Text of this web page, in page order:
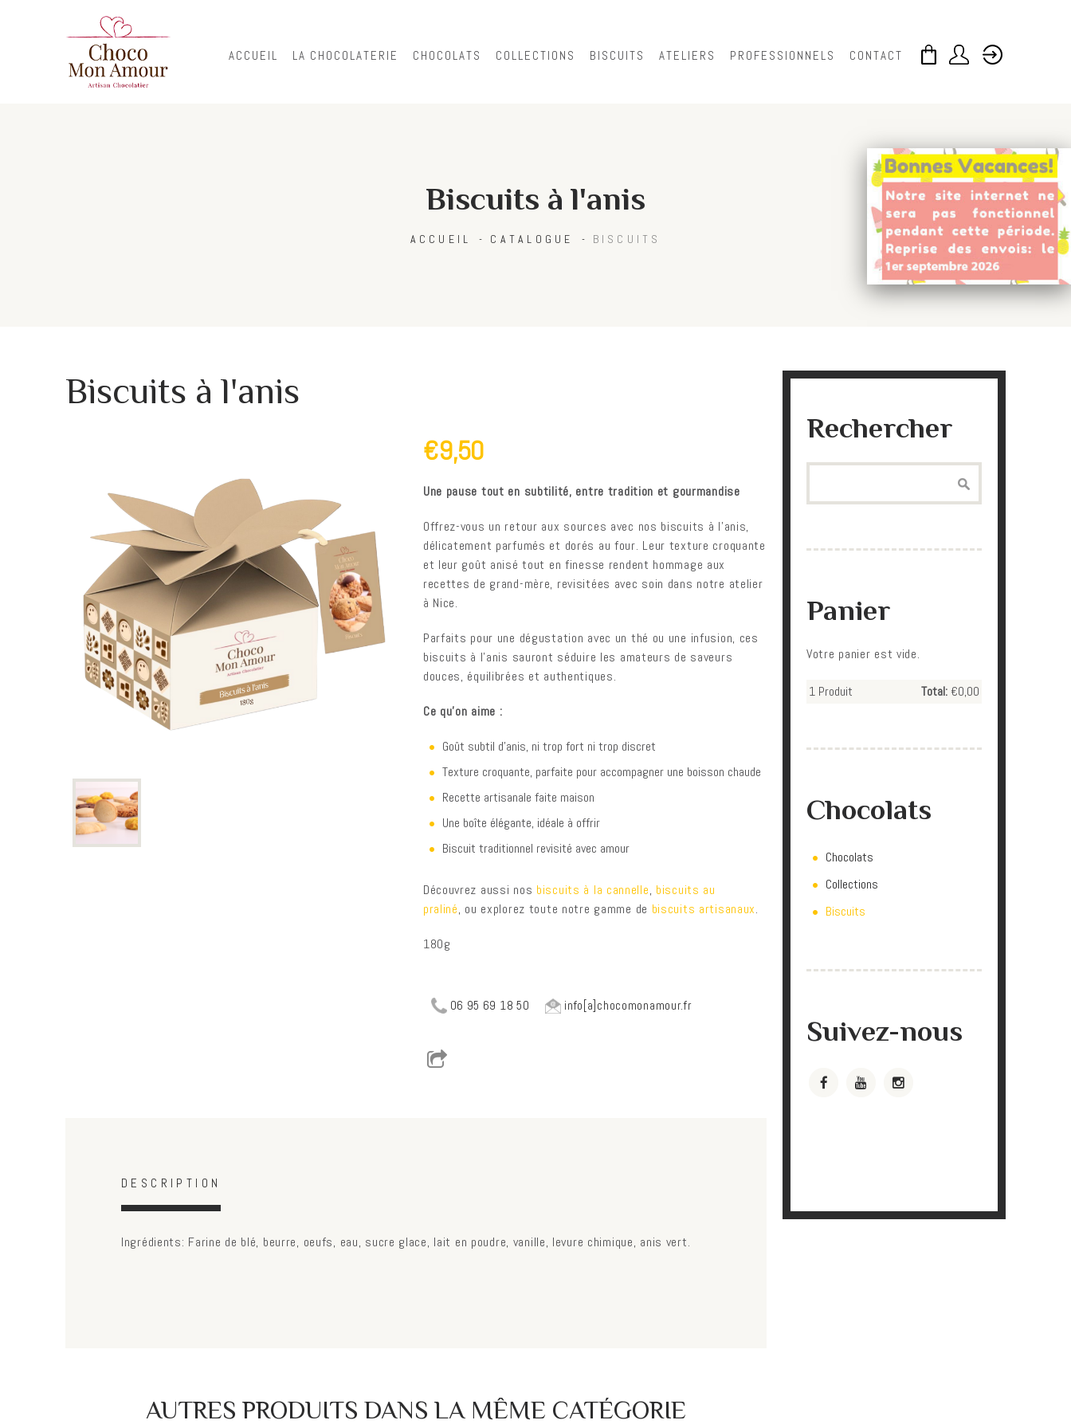
content
ACCUEIL LA CHOCOLATERIE CHOCOLATS COLLECTIONS BISCUITS ATELIERS PROFESSIONNELS CONTACT
Biscuits à l'anis
ACCUEIL CATALOGUE BISCUITS
Biscuits à l'anis
€9,50
Une pause tout en subtilité, entre tradition et gourmandise
Offrez-vous un retour aux sources avec nos biscuits à l'anis,
délicatement parfumés et dorés au four. Leur texture croquante
et leur goût anisé tout en finesse rendent hommage aux
recettes de grand-mère, revisitées avec soin dans notre atelier
à Nice.
Parfaits pour une dégustation avec un thé ou une infusion, ces
biscuits à l’anis sauront séduire les amateurs de saveurs
douces, équilibrées et authentiques.
Ce qu’on aime :
Goût subtil d’anis, ni trop fort ni trop discret
Texture croquante, parfaite pour accompagner une boisson chaude
Recette artisanale faite maison
Une boîte élégante, idéale à offrir
Biscuit traditionnel revisité avec amour
Découvrez aussi nos biscuits à la cannelle, biscuits au
praliné, ou explorez toute notre gamme de biscuits artisanaux.
180g
06 95 69 18 50 info[a]chocomonamour.fr
Horizontal Tabs
DESCRIPTION
Ingrédients: Farine de blé, beurre, oeufs, eau, sucre glace, lait en poudre, vanille, levure chimique, anis vert.
AUTRES PRODUITS DANS LA MÊME CATÉGORIE
Rechercher
Panier
Votre panier est vide.
1 Produit Total: €0,00
Chocolats
Chocolats
Collections
Biscuits
Suivez-nous